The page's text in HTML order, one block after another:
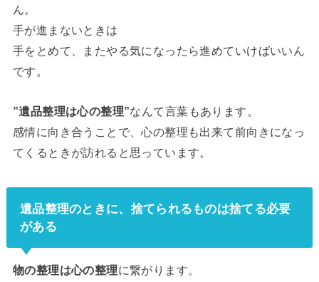
ん。
手が進まないときは
手をとめて、またやる気になったら進めていけばいいん
です。
”遺品整理は心の整理”なんて言葉もあります。
感情に向き合うことで、心の整理も出来て前向きになっ
てくるときが訪れると思っています。
遺品整理のときに、捨てられるものは捨てる必要
がある
物の整理は心の整理に繋がります。